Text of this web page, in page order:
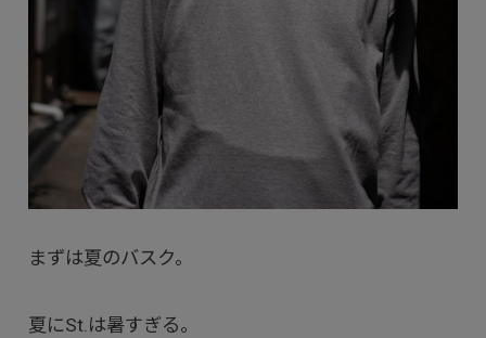
まずは夏のバスク。
夏にSt.は暑すぎる。